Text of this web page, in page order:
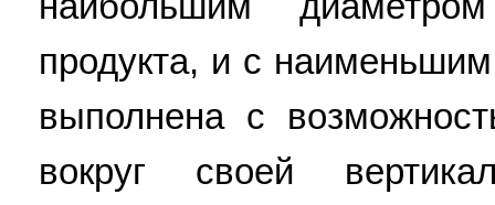
продукта, и с
выполнена с
вокруг своей